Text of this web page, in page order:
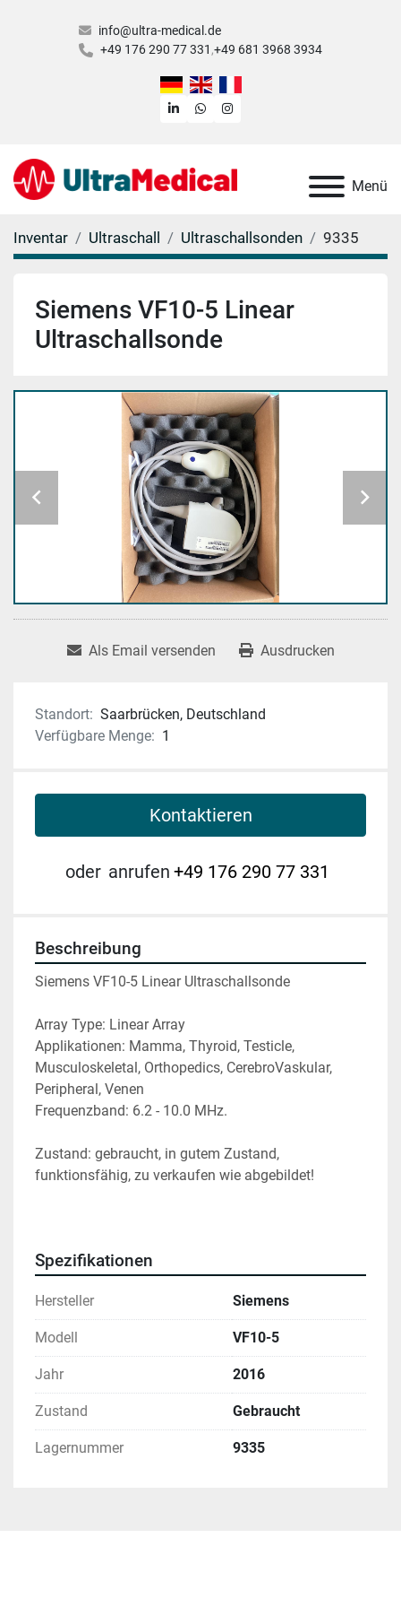
info@ultra-medical.de
+49 176 290 77 331 +49 681 3968 3934
linkedinwhatsappinstagram
Menü
Inventar Ultraschall Ultraschallsonden 9335
Siemens VF10-5 Linear
Ultraschallsonde
Als Email versenden Ausdrucken
Standort: Saarbrücken, Deutschland
Verfügbare Menge: 1
Kontaktieren
oder anrufen +49 176 290 77 331
Beschreibung
Siemens VF10-5 Linear Ultraschallsonde
Array Type: Linear Array
Applikationen: Mamma, Thyroid, Testicle,
Musculoskeletal, Orthopedics, CerebroVaskular,
Peripheral, Venen
Frequenzband: 6.2 - 10.0 MHz.
Zustand: gebraucht, in gutem Zustand,
funktionsfähig, zu verkaufen wie abgebildet!
Spezifikationen
Hersteller Siemens
Modell VF10-5
Jahr 2016
Zustand Gebraucht
Lagernummer 9335